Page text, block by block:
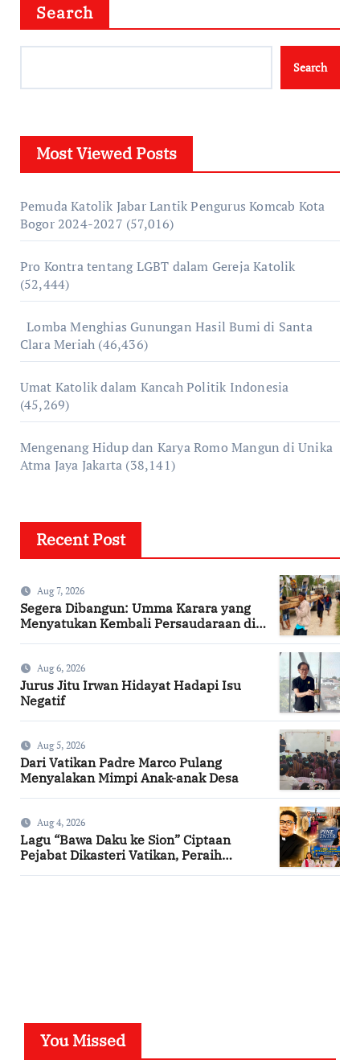
Search
Search
Most Viewed Posts
Pemuda Katolik Jabar Lantik Pengurus Komcab Kota
Bogor 2024-2027 (57,016)
Pro Kontra tentang LGBT dalam Gereja Katolik
(52,444)
Lomba Menghias Gunungan Hasil Bumi di Santa
Clara Meriah (46,436)
Umat Katolik dalam Kancah Politik Indonesia
(45,269)
Mengenang Hidup dan Karya Romo Mangun di Unika
Atma Jaya Jakarta (38,141)
Recent Post
Aug 7, 2026
Segera Dibangun: Umma Karara yang
Menyatukan Kembali Persaudaraan di
Aug 6, 2026
Jurus Jitu Irwan Hidayat Hadapi Isu
Negatif
Aug 5, 2026
Dari Vatikan Padre Marco Pulang
Menyalakan Mimpi Anak-anak Desa
Aug 4, 2026
Lagu “Bawa Daku ke Sion” Ciptaan
Pejabat Dikasteri Vatikan, Peraih
You Missed